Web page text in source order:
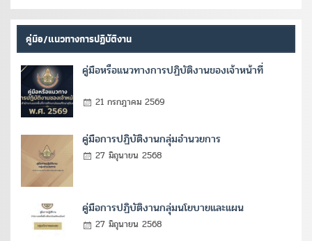
คู่มือ/แนวทางการปฏิบัติงาน
คู่มือหรือแนวทางการปฏิบัติงานของเจ้าหน้าที่
21 กรกฎาคม 2569
คู่มือการปฏิบัติงานกลุ่มอำนวยการ
27 มิถุนายน 2568
คู่มือการปฏิบัติงานกลุ่มนโยบายและแผน
27 มิถุนายน 2568